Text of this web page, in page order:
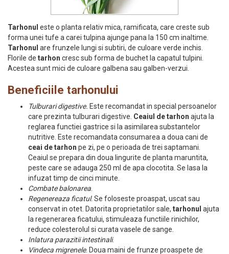
Tarhonul este o planta relativ mica, ramificata, care creste sub
forma unei tufe a carei tulpina ajunge pana la 150 cm inaltime.
Tarhonul are frunzele lungi si subtiri, de culoare verde inchis.
Florile de tarhon cresc sub forma de buchet la capatul tulpini.
Acestea sunt mici de culoare galbena sau galben-verzui.
Beneficiile tarhonului
Tulburari digestive. Este recomandat in special persoanelor
care prezinta tulburari digestive. Ceaiul de tarhon ajuta la
reglarea functiei gastrice si la asimilarea substantelor
nutritive. Este recomandata consumarea a doua cani de
ceai de tarhon pe zi, pe o perioada de trei saptamani.
Ceaiul se prepara din doua lingurite de planta maruntita,
peste care se adauga 250 ml de apa clocotita. Se lasa la
infuzat timp de cinci minute.
Combate balonarea
Regenereaza ficatul. Se foloseste proaspat, uscat sau
conservat in otet. Datorita proprietatilor sale, tarhonul ajuta
la regenerarea ficatului, stimuleaza functiile rinichilor,
reduce colesterolul si curata vasele de sange.
Inlatura parazitii intestinali.
Vindeca migrenele. Doua maini de frunze proaspete de